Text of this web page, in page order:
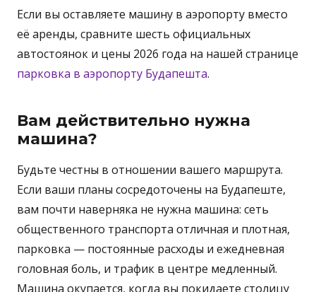
Если вы оставляете машину в аэропорту вместо
её аренды, сравните шесть официальных
автостоянок и цены 2026 года на нашей странице
парковка в аэропорту Будапешта.
Вам действительно нужна
машина?
Будьте честны в отношении вашего маршрута.
Если ваши планы сосредоточены на Будапеште,
вам почти наверняка не нужна машина: сеть
общественного транспорта отличная и плотная,
парковка — постоянные расходы и ежедневная
головная боль, и трафик в центре медленный.
Машина окупается, когда вы покидаете столицу